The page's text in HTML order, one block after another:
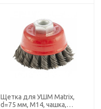
Щетка для УШМ Matrix,
d=75 мм, М14, чашка,